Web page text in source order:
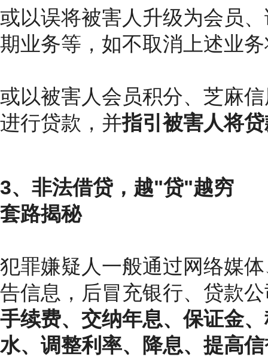
或以误将被害人升级为会员
期业务等，如不取消上述业
或以被害人会员积分、芝麻
进行贷款，并指引被害人将
3、非法借贷，越"贷"越穷
套路揭秘
犯罪嫌疑人一般通过网络媒
告信息，后冒充银行、贷款
手续费、交纳年息、保证金
水、调整利率、降息、提高